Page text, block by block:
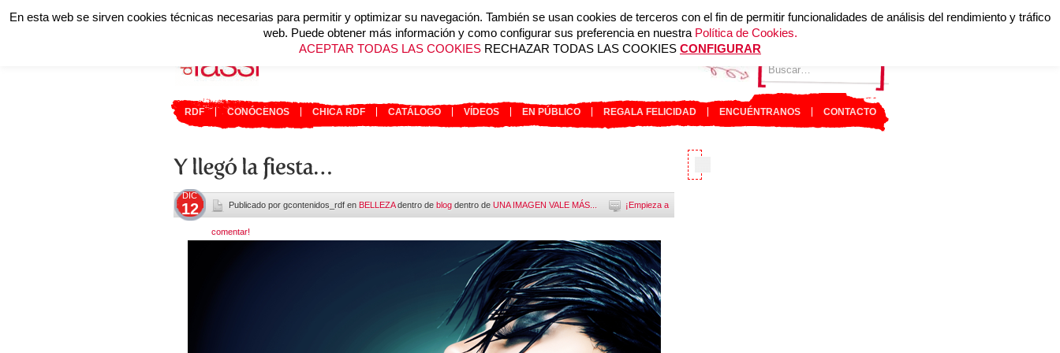
RDF CONÓCENOS CHICA RDF CATÁLOGO VÍDEOS EN PÚBLICO REGALA FELICIDAD ENCUÉNTRANOS CONTACTO
Publicado por gcontenidos_rdf en BELLEZAdentro de blog dentro de UNA IMAGEN VALE MÁS... ¡Empieza a
comentar!
DIC
12
En esta web se sirven cookies técnicas necesarias para permitir y optimizar su navegación. También se usan cookies de terceros con el fin de permitir funcionalidades de análisis del rendimiento y tráfico
web. Puede obtener más información y como configurar sus preferencia en nuestra Política de Cookies.
ACEPTAR TODAS LAS COOKIES RECHAZAR TODAS LAS COOKIES CONFIGURAR